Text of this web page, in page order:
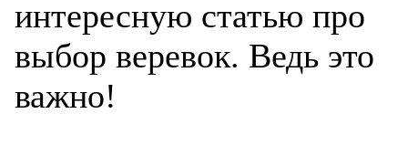
интересную статью про
выбор веревок. Ведь это
важно!